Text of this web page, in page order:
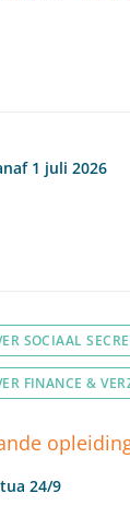
1 juli 2026
SOCIAAL
FINANCE &
24/9